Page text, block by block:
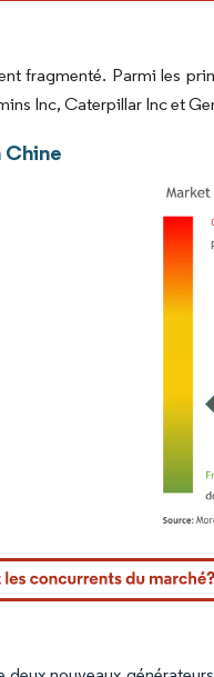
fragmenté. Parmi les
Inc, Caterpillar Inc et
Chine
Image © Mordor